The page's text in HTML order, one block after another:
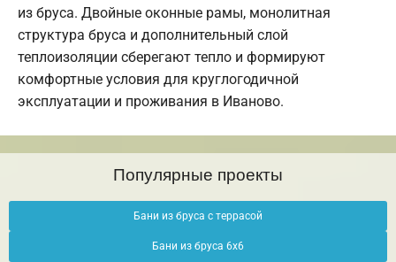
из бруса. Двойные оконные рамы, монолитная
структура бруса и дополнительный слой
теплоизоляции сберегают тепло и формируют
комфортные условия для круглогодичной
эксплуатации и проживания в Иваново.
Популярные проекты
Бани из бруса с террасой
Бани из бруса 6х6